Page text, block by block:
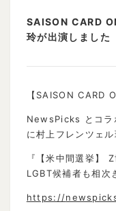
SAISON CARD
玲が出演しました
【SAISON CARD
NewsPicks とコラ
に村上フレンツェル
『【米中間選挙】
LGBT候補者も相次
https://